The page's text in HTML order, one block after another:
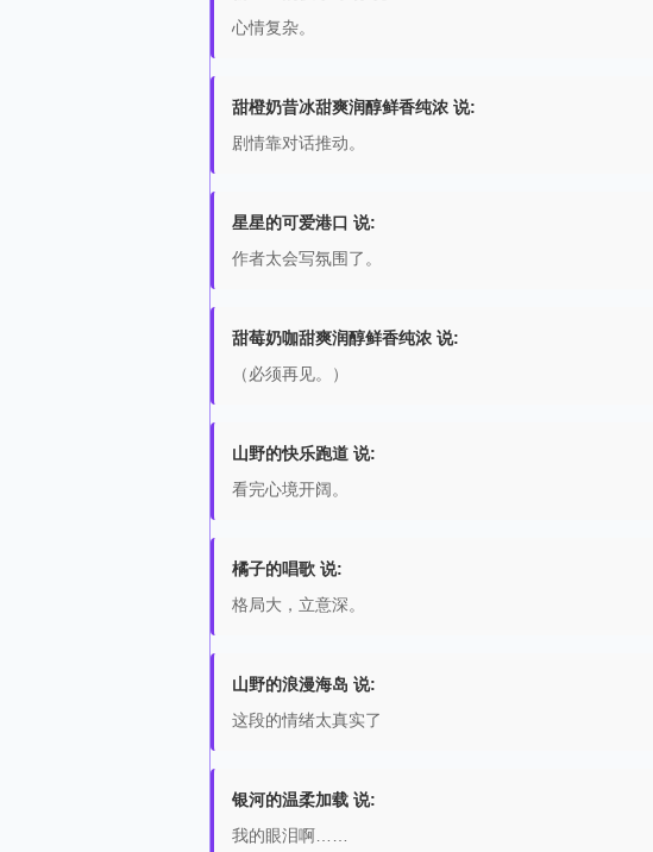
心情复杂。
甜橙奶昔冰甜爽润醇鲜香纯浓 说:
剧情靠对话推动。
星星的可爱港口 说:
作者太会写氛围了。
甜莓奶咖甜爽润醇鲜香纯浓 说:
（必须再见。）
山野的快乐跑道 说:
看完心境开阔。
橘子的唱歌 说:
格局大，立意深。
山野的浪漫海岛 说:
这段的情绪太真实了
银河的温柔加载 说:
我的眼泪啊……